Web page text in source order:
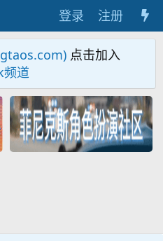
登录 注册
点击加入
频道